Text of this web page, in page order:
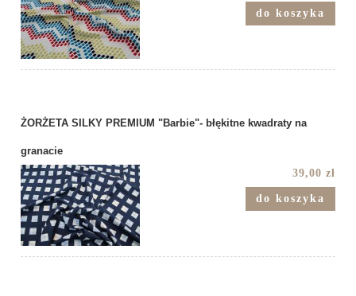
do koszyka
ŻORŻETA SILKY PREMIUM "Barbie"- błękitne kwadraty na
granacie
39,00 zł
do koszyka